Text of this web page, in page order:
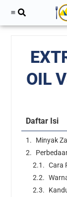
OIL
Daftar Isi
Minyak
Cara